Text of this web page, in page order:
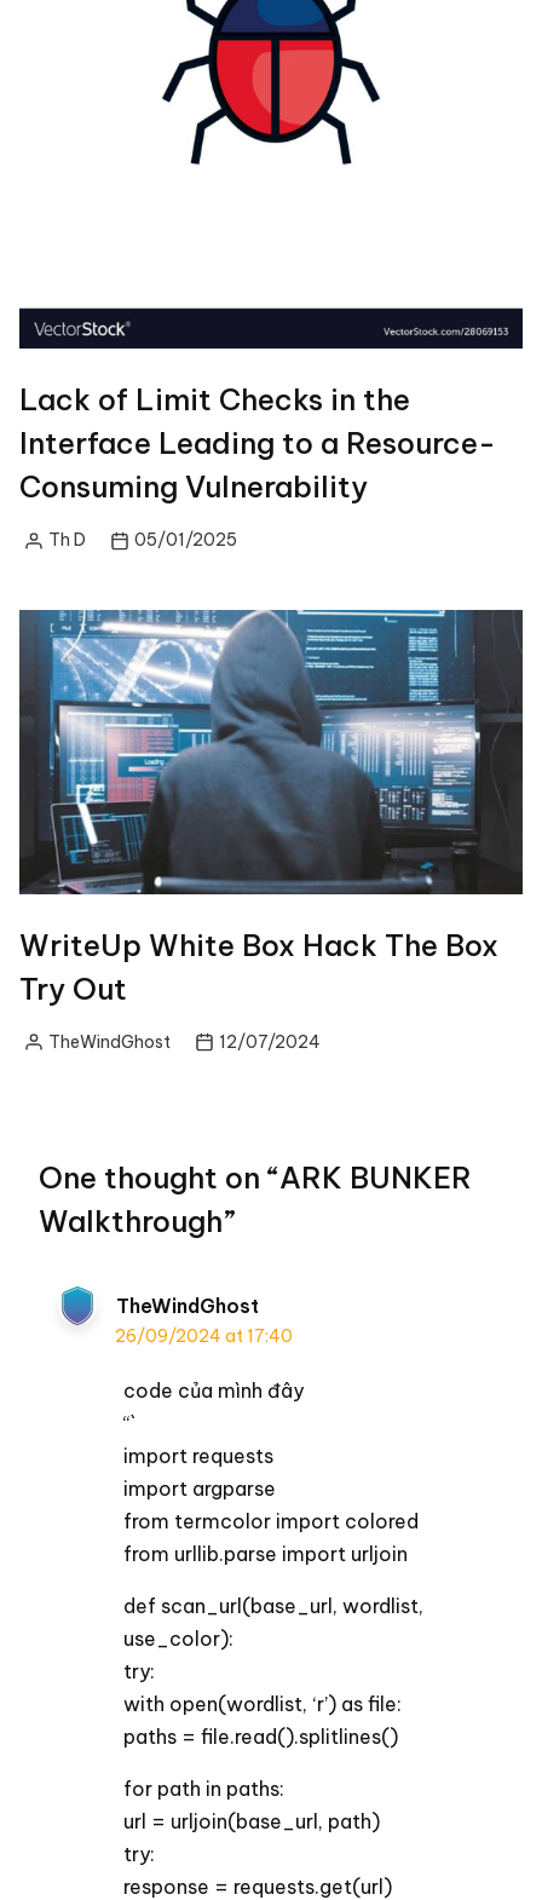
Lack of Limit Checks in the
Interface Leading to a Resource-
Consuming Vulnerability
Posted
Th D 05/01/2025
WriteUp White Box Hack The Box
Try Out
PostedTheWindGhost 12/07/2024
One thought on “ARK BUNKER
Walkthrough”
TheWindGhost
26/09/2024 at 17:40
code của mình đây
“`
import requests
import argparse
from termcolor import colored
from urllib.parse import urljoin
def scan_url(base_url, wordlist,
use_color):
try:
with open(wordlist, ‘r’) as file:
paths = file.read().splitlines()
for path in paths:
url = urljoin(base_url, path)
try:
response = requests.get(url)